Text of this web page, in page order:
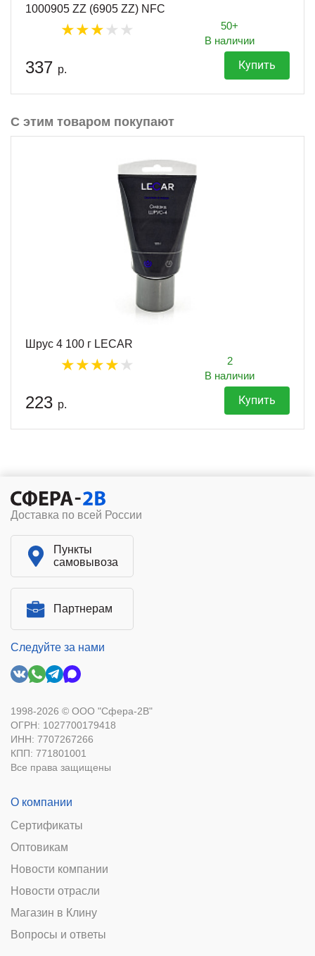
1000905 ZZ (6905 ZZ) NFC
50+
В наличии
337 р. Купить
С этим товаром покупают
Шрус 4 100 г LECAR
2
В наличии
223 р. Купить
Доставка по всей России
Пункты
самовывоза
Партнерам
Следуйте за нами
1998-2026 © ООО "Сфера-2В"
ОГРН: 1027700179418
ИНН: 7707267266
КПП: 771801001
Все права защищены
О компании
Сертификаты
Оптовикам
Новости компании
Новости отрасли
Магазин в Клину
Вопросы и ответы